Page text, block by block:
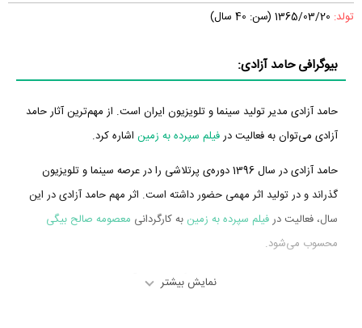
تولد:
بیوگرافی حامد آزادی:
حامد آزادی مدیر تولید سینما و تلویزیون ایران است. از مهم‌ترین آثار حامد
آزادی می‌توان به فعالیت درفیلم سپرده به زمین اشاره کرد.
حامد آزادی در سال 1396 دوره‌ی پرتلاشی را در عرصه سینما و تلویزیون
گذراند و در تولید اثر مهمی حضور داشته است. اثر مهم حامد آزادی در این
سال، فعالیت درفیلم سپرده به زمین به کارگردانی معصومه صالح بیگی
محسوب می‌شود.
شاید یکی از مهم‌ترین بخش‌های بیوگرافی حامد آزادی فعالیت در
نمایش بیشتر